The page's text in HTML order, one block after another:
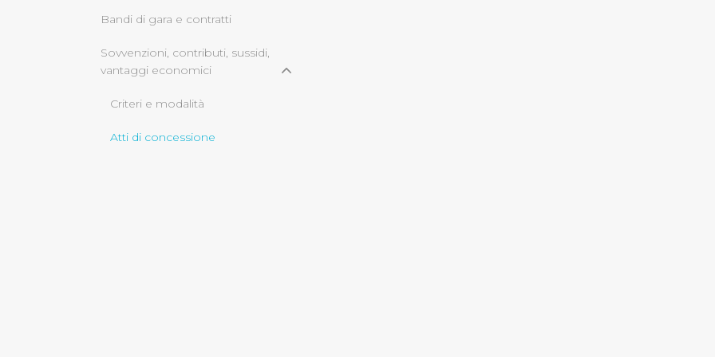
eccezione dei cookie tecnici. La chiusura del presente banner comporta il permanere
dunque la continuazione della navigazione in assenza di cookie o altri sistemi di
Bandi di gara e contratti
Sovvenzioni, contributi, sussidi,
vantaggi economici
Criteri e modalità
Atti di concessione